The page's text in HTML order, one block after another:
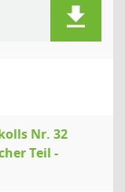
Nr. 32
Teil -